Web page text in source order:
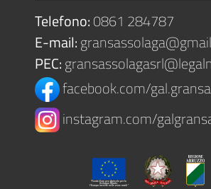
Telefono:0861 284787
E-mail:
PEC:
facebook.com/
instagram.com/